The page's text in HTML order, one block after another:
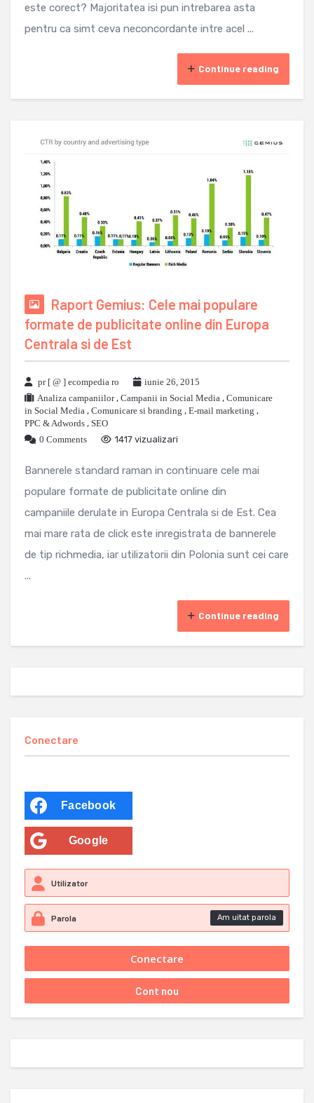
este corect? Majoritatea isi pun intrebarea asta
pentru ca simt ceva neconcordante intre acel ...
Continue reading
Raport Gemius: Cele mai populare
formate de publicitate online din Europa
Centrala si de Est
pr [ @ ] ecompedia ro
iunie 26, 2015
Analiza campaniilor, Campanii in Social Media , Comunicare
in Social Media , Comunicare si branding , E-mail marketing ,
PPC & Adwords , SEO
0 Comments
1417 vizualizari
Bannerele standard raman in continuare cele mai
populare formate de publicitate online din
campaniile derulate in Europa Centrala si de Est. Cea
mai mare rata de click este inregistrata de bannerele
de tip richmedia, iar utilizatorii din Polonia sunt cei care
...
Continue reading
Conectare
Facebook
Google
Am uitat parola